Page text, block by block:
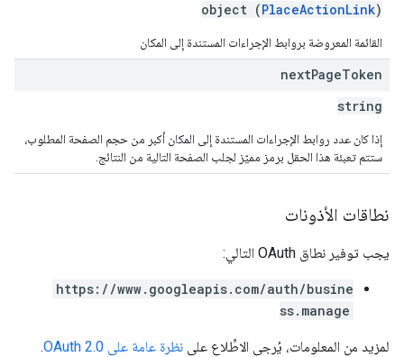
object (PlaceActionLink)
القائمة المعروضة بروابط الإجراءات المستندة إلى المكان
nextPageToken
string
إذا كان عدد روابط الإجراءات المستندة إلى المكان أكبر من حجم الصفحة المطلوب،
ستتم تعبئة هذا الحقل برمز مميّز لجلب الصفحة التالية من النتائج.
نطاقات الأذونات
يجب توفير نطاق OAuth التالي:
https://www.googleapis.com/auth/busine
ss.manage
لمزيد من المعلومات، يُرجى الاطِّلاع على نظرة عامة على OAuth 2.0 .